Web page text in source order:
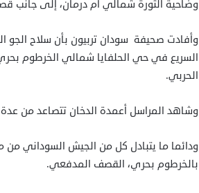
وضاحية الثورة شمالي أم درمان، إلى جانب
وأفادت صحيفة سودان تربيون بأن سلاح الجو
السريع في حي الحلفايا شمالي الخرطوم
الحربي.
وشاهد المراسل أعمدة الدخان تتصاعد من عدة
ودائما ما يتبادل كل من الجيش السوداني
بالخرطوم بحري، القصف المدفعي.